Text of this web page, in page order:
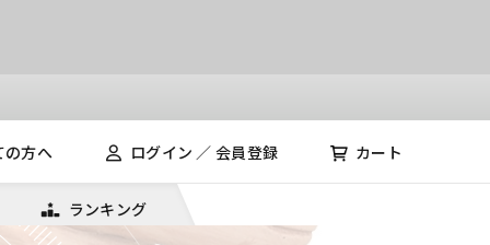
の方へ ログイン ／ 会員登録 カート
ランキング